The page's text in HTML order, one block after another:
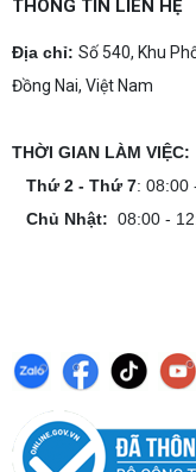
THÔNG TIN LIÊN HỆ
Địa chỉ: Số 540, Khu
Đồng Nai, Việt Nam
THỜI GIAN LÀM VIỆC:
Thứ 2 - Thứ 7: 08:00
Chủ Nhật: 08:00 -